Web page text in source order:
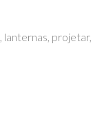
, lanternas, projetar,